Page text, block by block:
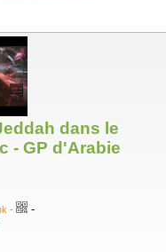
dans le
- GP d'Arabie
- -